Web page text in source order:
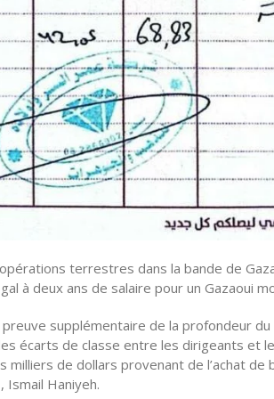
terrestres dans la bande de
à deux ans de salaire pour un Gazaoui
supplémentaire de la profondeur
écarts de classe entre les dirigeants et
de dollars provenant de l’achat
Ismail Haniyeh.